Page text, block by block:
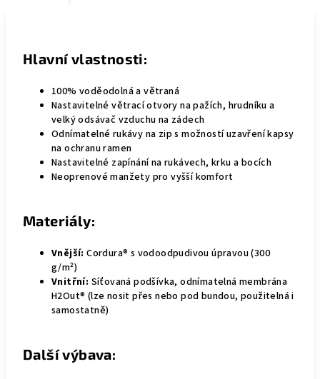
Hlavní vlastnosti:
100% voděodolná a větraná
Nastavitelné větrací otvory na pažích, hrudníku a
velký odsávač vzduchu na zádech
Odnímatelné rukávy na zip s možností uzavření kapsy
na ochranu ramen
Nastavitelné zapínání na rukávech, krku a bocích
Neoprenové manžety pro vyšší komfort
Materiály:
Vnější: Cordura® s vodoodpudivou úpravou (300
g/m²)
Vnitřní: Síťovaná podšívka, odnímatelná membrána
H2Out® (lze nosit přes nebo pod bundou, použitelná i
samostatně)
Další výbava: